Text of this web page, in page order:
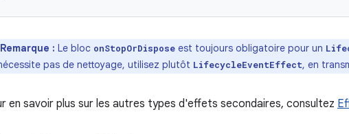
Remarque : Le bloc onStopOrDispose est toujours obligatoire pour un
pas de nettoyage, utilisez plutôt LifecycleEventEffect, en
en savoir plus sur les autres types d'effets secondaires, consultez